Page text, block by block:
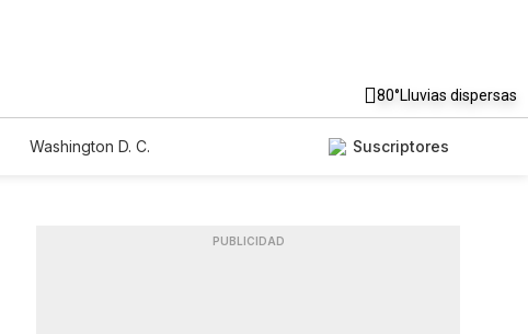
80°Lluvias dispersas
Washington D. C.
Suscriptores
PUBLICIDAD